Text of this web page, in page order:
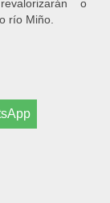
o
río Miño.